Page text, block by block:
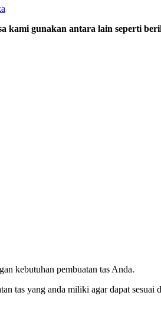
kami gunakan antara lain seperti
kebutuhan pembuatan tas Anda.
tas yang anda miliki agar dapat sesuai